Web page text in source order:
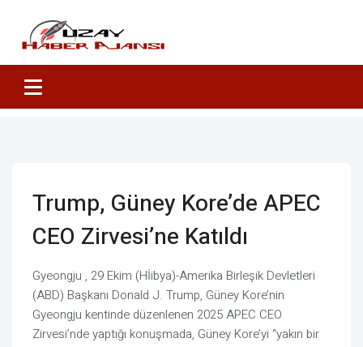
Trump, Güney Kore’de APEC
CEO Zirvesi’ne Katıldı
Gyeongju , 29 Ekim (Hİibya)-Amerika Birleşik Devletleri
(ABD) Başkanı Donald J. Trump, Güney Kore’nin
Gyeongju kentinde düzenlenen 2025 APEC CEO
Zirvesi’nde yaptığı konuşmada, Güney Kore’yi “yakın bir